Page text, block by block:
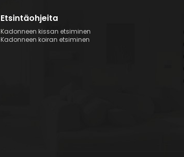
Etsintäohjeita
Kadonneen kissan etsiminen
Kadonneen koiran etsiminen